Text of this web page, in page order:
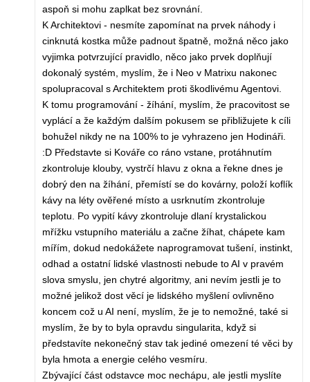
aspoň si mohu zaplkat bez srovnání.
K Architektovi - nesmíte zapomínat na prvek náhody i
cinknutá kostka může padnout špatně, možná něco jako
vyjimka potvrzující pravidlo, něco jako prvek doplňují
dokonalý systém, myslím, že i Neo v Matrixu nakonec
spolupracoval s Architektem proti škodlivému Agentovi.
K tomu programování - žíhání, myslím, že pracovitost se
vyplácí a že každým dalším pokusem se přibližujete k cíli
bohužel nikdy ne na 100% to je vyhrazeno jen Hodináři.
:D Představte si Kováře co ráno vstane, protáhnutím
zkontroluje klouby, vystrčí hlavu z okna a řekne dnes je
dobrý den na žíhání, přemístí se do kovárny, položí koflík
kávy na léty ověřené místo a usrknutím zkontroluje
teplotu. Po vypití kávy zkontroluje dlaní krystalickou
mřížku vstupního materiálu a začne žíhat, chápete kam
mířím, dokud nedokážete naprogramovat tušení, instinkt,
odhad a ostatní lidské vlastnosti nebude to AI v pravém
slova smyslu, jen chytré algoritmy, ani nevím jestli je to
možné jelikož dost věcí je lidského myšlení ovlivněno
koncem což u AI není, myslím, že je to nemožné, také si
myslím, že by to byla opravdu singularita, když si
představíte nekonečný stav tak jediné omezení té věci by
byla hmota a energie celého vesmíru.
Zbývající část odstavce moc nechápu, ale jestli myslíte